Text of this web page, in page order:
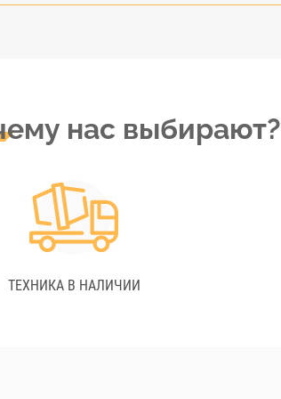
нас выбирают?
ТЕХНИКА В НАЛИЧИИ